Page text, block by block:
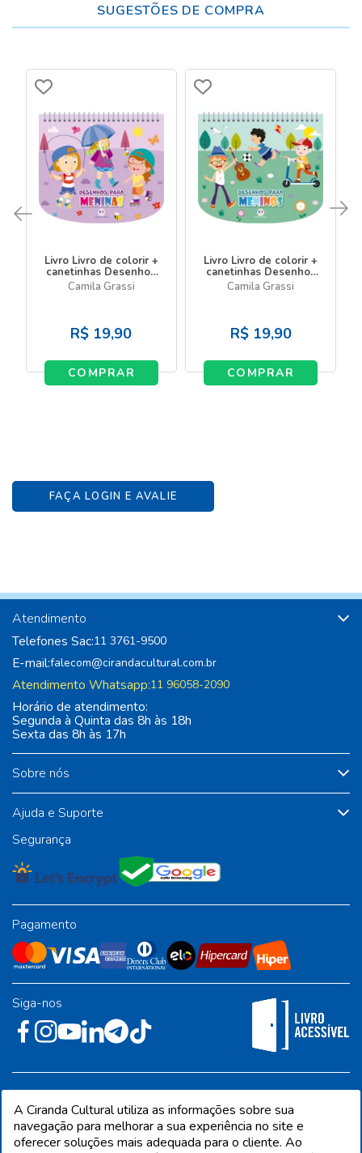
SUGESTÕES DE COMPRA
Livro Livro de colorir +
canetinhas Desenhos
para meninas - Livro
Camila Grassi
R$ 19,90
COMPRAR
Livro Livro de colorir +
canetinhas Desenhos
para meninos - Livro
Camila Grassi
R$ 19,90
COMPRAR
FAÇA LOGIN E AVALIE
Sobre nós
Ajuda e Suporte
Atendimento
Telefones Sac:11 3761-9500
E-mail:falecom@cirandacultural.com.br
Atendimento Whatsapp:11 96058-2090
Horário de atendimento:
Segunda à Quinta das 8h às 18h
Sexta das 8h às 17h
Segurança
Pagamento
Siga-nos
Industrial - Jandira/SP - CEP 06612-001
A Ciranda Cultural utiliza as informações sobre sua
navegação para melhorar a sua experiência no site e
oferecer soluções mais adequada para o cliente. Ao